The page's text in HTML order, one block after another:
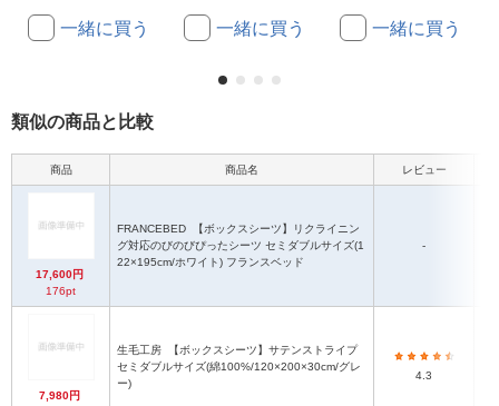
一緒に買う 一緒に買う 一緒に買う
類似の商品と比較
商品 商品名 レビュー
17,600円
176pt
FRANCEBED
グ対応のびのびぴったシーツ セミダブルサイズ(1
22×195cm/ホワイト) フランスベッド
-
7,980円
生毛工房
セミダブルサイズ(綿100%/120×200×30cm/グレ
ー)
4.3